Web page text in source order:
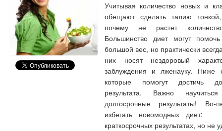
Учитывая количество новых и
обещают сделать талию
почему не растет
Большинство диет могут
большой вес, но практически
них носят нездоровый
заблуждения и лженауку. Ниже
которые помогут достичь
результата. Важно
долгосрочные результаты!
избегать новомодных диет:
краткосрочных результатах, но